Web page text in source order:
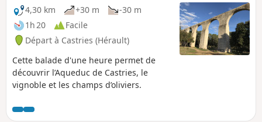
4,30 km
+30 m
-30 m
1h 20
Facile
Départ à Castries (Hérault)
Cette balade d'une heure permet de
découvrir l’Aqueduc de Castries, le
vignoble et les champs d’oliviers.